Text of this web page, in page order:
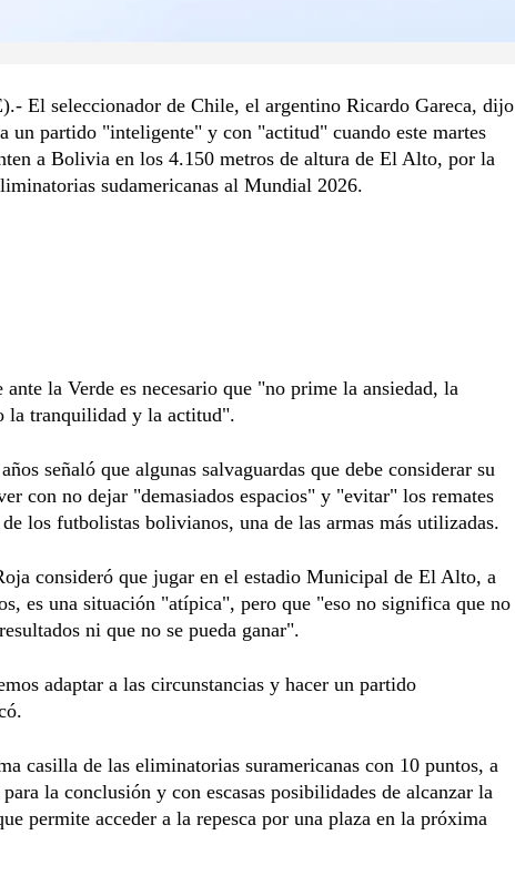
El seleccionador de Chile, el argentino Ricardo Gareca, dijo
un partido "inteligente" y con "actitud" cuando este martes
a Bolivia en los 4.150 metros de altura de El Alto, por la
sudamericanas al Mundial 2026.
ante la Verde es necesario que "no prime la ansiedad, la
la tranquilidad y la actitud".
señaló que algunas salvaguardas que debe considerar su
con no dejar "demasiados espacios" y "evitar" los remates
los futbolistas bolivianos, una de las armas más utilizadas.
consideró que jugar en el estadio Municipal de El Alto, a
es una situación "atípica", pero que "eso no significa que no
ni que no se pueda ganar".
adaptar a las circunstancias y hacer un partido
casilla de las eliminatorias suramericanas con 10 puntos, a
la conclusión y con escasas posibilidades de alcanzar la
permite acceder a la repesca por una plaza en la próxima